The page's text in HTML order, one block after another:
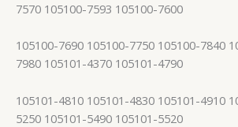
7570 105100-7593 105100-7600
105100-7690 105100-7750 105100-7840
7980 105101-4370 105101-4790
105101-4810 105101-4830 105101-4910
5250 105101-5490 105101-5520